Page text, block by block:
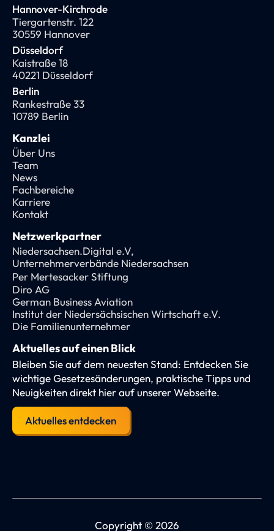
Hannover-Kirchrode
Tiergartenstr. 122
30559 Hannover
Düsseldorf
Kaistraße 18
40221 Düsseldorf
Berlin
Rankestraße 33
10789 Berlin
Kanzlei
Über Uns
Team
News
Fachbereiche
Karriere
Kontakt
Netzwerkpartner
Niedersachsen.Digital e.V,
Unternehmerverbände Niedersachsen
Per Mertesacker Stiftung
Diro AG
German Business Aviation
Institut der Niedersächsischen Wirtschaft e.V.
Die Familienunternehmer
Aktuelles auf einen Blick
Bleiben Sie auf dem neuesten Stand: Entdecken Sie
wichtige Gesetzesänderungen, praktische Tipps und
Neuigkeiten direkt hier auf unserer Webseite.
Aktuelles entdecken
Copyright © 2026